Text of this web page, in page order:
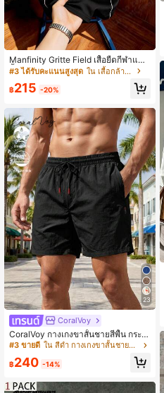
Manfinity Gritte Field เสื้อยืดกีฬาแขน
สั้นคอกลมพิมพ์ตัวอักษรและตัวเลขสำห
รับผู้ชาย, ฟิตเนส
#3 ได้รับคะแนนสูงสุด ใน เสื้อกล้ามผู้ชาย
฿215 -20%
23
CoralVoy
CoralVoy กางเกงขาสั้นชายสีพื้น กระเป๋
าเฉียง เอวรูดเชือก ลำลองชายหาด กาง
าดชาย วันหยุด
#3 ขายดี ใน สีดำ กางเกงขาสั้นชายหาดสำหรับผู้ชาย
฿240 -14%